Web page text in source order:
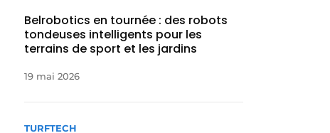
Belrobotics en tournée : des robots
tondeuses intelligents pour les
terrains de sport et les jardins
19 mai 2026
TURFTECH